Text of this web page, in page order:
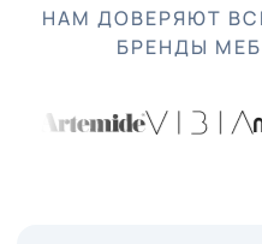
НАМ ДОВЕРЯЮТ
БРЕНДЫ